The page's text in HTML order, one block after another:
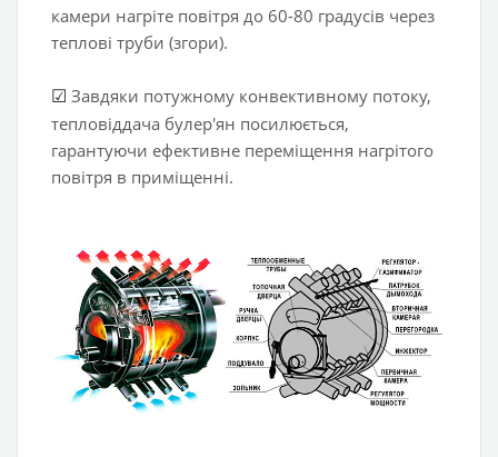
камери нагріте повітря до 60-80 градусів через
теплові труби (згори).
☑ Завдяки потужному конвективному потоку,
тепловіддача булер'ян посилюється,
гарантуючи ефективне переміщення нагрітого
повітря в приміщенні.